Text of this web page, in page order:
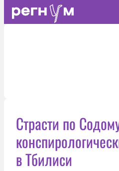
Страсти по
в Тбилиси